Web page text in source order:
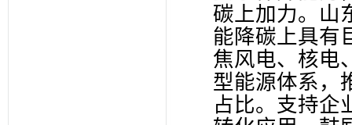
碳上加力。山
能降碳上具有
焦风电、核电
型能源体系，
占比。支持企